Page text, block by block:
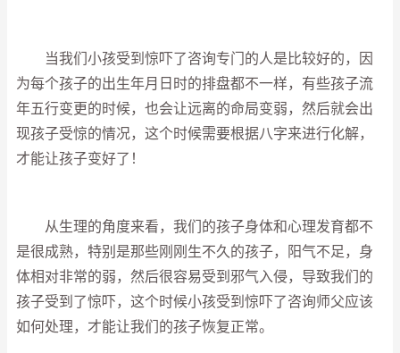
当我们小孩受到惊吓了咨询专门的人是比较好的，因
为每个孩子的出生年月日时的排盘都不一样，有些孩子流
年五行变更的时候，也会让远离的命局变弱，然后就会出
现孩子受惊的情况，这个时候需要根据八字来进行化解，
才能让孩子变好了！
从生理的角度来看，我们的孩子身体和心理发育都不
是很成熟，特别是那些刚刚生不久的孩子，阳气不足，身
体相对非常的弱，然后很容易受到邪气入侵，导致我们的
孩子受到了惊吓，这个时候小孩受到惊吓了咨询师父应该
如何处理，才能让我们的孩子恢复正常。